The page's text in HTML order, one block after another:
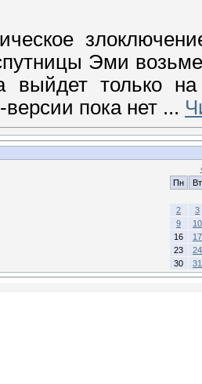
Эми
выйдет только
пока нет ...
Пн
Вт
2
3
9
10
16
17
23
24
30
31